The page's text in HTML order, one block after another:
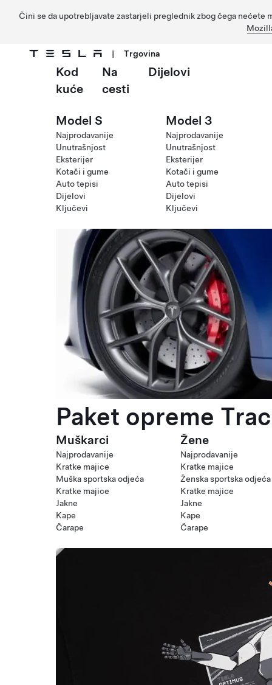
Čini se da upotrebljavate zastarjeli preglednik zbog čega
Prijeđite na glavni sadržaj
| Trgovina
Kod
kuće
Na
cesti
Dijelovi
Model S
Najprodavanije
Unutrašnjost
Eksterijer
Kotači i gume
Auto tepisi
Dijelovi
Ključevi
Model 3
Najprodavanije
Unutrašnjost
Eksterijer
Kotači i gume
Auto tepisi
Dijelovi
Ključevi
Paket opreme
Muškarci
Najprodavanije
Kratke majice
Muška sportska odjeća
Kratke majice
Jakne
Kape
Čarape
Žene
Najprodavanije
Kratke majice
Ženska sportska odjeća
Kratke majice
Jakne
Kape
Čarape